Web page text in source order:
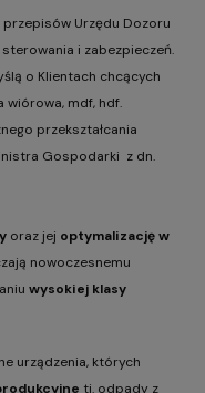
Urzędu Dozoru
i zabezpieczeń.
o Klientach chcących
mdf, hdf.
przekształcania
Gospodarki z dn.
oraz jej optymalizację w
nowoczesnemu
wysokiej klasy
urządzenia, których
tj. odpady z